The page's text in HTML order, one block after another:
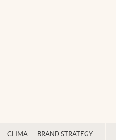
CLIMA BRAND STRATEGY